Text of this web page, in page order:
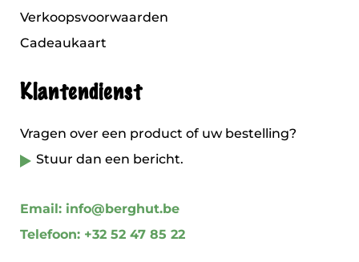
Verkoopsvoorwaarden
Cadeaukaart
Klantendienst
Vragen over een product of uw bestelling?
Stuur dan een bericht.
Email: info@berghut.be
Telefoon: +32 52 47 85 22